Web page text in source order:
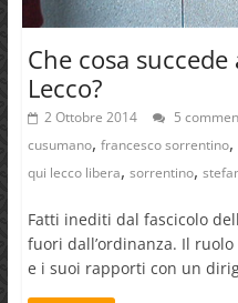
Che cosa succede
Lecco?
2 Ottobre 2014 5
cusumano, francesco sorrentino,
qui lecco libera, sorrentino,
Fatti inediti dal fascicolo
fuori dall’ordinanza. Il
e i suoi rapporti con un